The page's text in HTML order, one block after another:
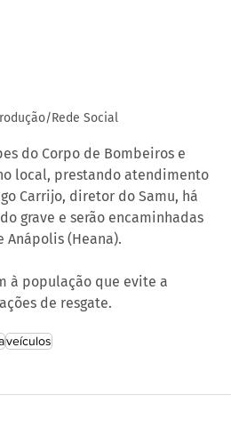
Rede Social
do Corpo de Bombeiros e
local, prestando atendimento
Carrijo, diretor do Samu, há
grave e serão encaminhadas
(Heana).
à população que evite a
de resgate.
veículos